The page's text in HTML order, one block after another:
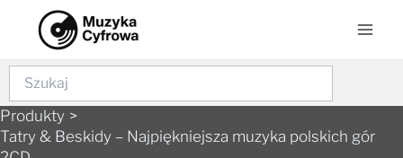
content
Szukaj
Produkty
Tatry & Beskidy – Najpiękniejsza muzyka polskich gór